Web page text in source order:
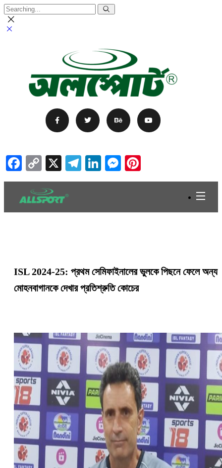
Facebook
Copy
Link
X Telegram
LinkedIn
Messenger
ISL 2024-25: প্রথম সেমিফাইনালের ভুলকে পিছনে ফেলে অন্য
মোহনবাগানকে দেখার প্রতিশ্রুতি কোচের